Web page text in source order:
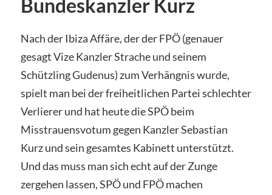
Bundeskanzler Kurz
Nach der Ibiza Affäre, der der FPÖ (genauer
gesagt Vize Kanzler Strache und seinem
Schützling Gudenus) zum Verhängnis wurde,
spielt man bei der freiheitlichen Partei schlechter
Verlierer und hat heute die SPÖ beim
Misstrauensvotum gegen Kanzler Sebastian
Kurz und sein gesamtes Kabinett unterstützt.
Und das muss man sich echt auf der Zunge
zergehen lassen, SPÖ und FPÖ machen